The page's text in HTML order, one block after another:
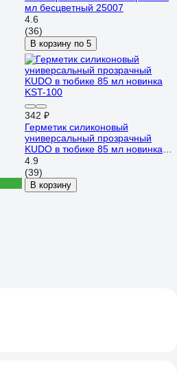
мл бесцветный 25007
4.6
(36)
В корзину по 5
342 ₽
Герметик силиконовый
универсальный прозрачный
KUDO в тюбике 85 мл новинка
KST-100
4.9
(39)
В корзину